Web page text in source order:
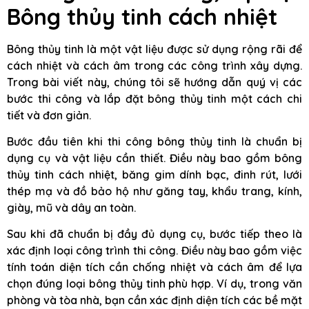
Bông thủy tinh cách nhiệt
Bông thủy tinh là một vật liệu được sử dụng rộng rãi để
cách nhiệt và cách âm trong các công trình xây dựng.
Trong bài viết này, chúng tôi sẽ hướng dẫn quý vị các
bước thi công và lắp đặt bông thủy tinh một cách chi
tiết và đơn giản.
Bước đầu tiên khi thi công bông thủy tinh là chuẩn bị
dụng cụ và vật liệu cần thiết. Điều này bao gồm bông
thủy tinh cách nhiệt, băng gim dính bạc, đinh rút, lưới
thép mạ và đồ bảo hộ như găng tay, khẩu trang, kính,
giày, mũ và dây an toàn.
Sau khi đã chuẩn bị đầy đủ dụng cụ, bước tiếp theo là
xác định loại công trình thi công. Điều này bao gồm việc
tính toán diện tích cần chống nhiệt và cách âm để lựa
chọn đúng loại bông thủy tinh phù hợp. Ví dụ, trong văn
phòng và tòa nhà, bạn cần xác định diện tích các bề mặt